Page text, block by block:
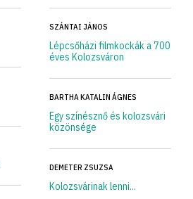
SZÁNTAI JÁNOS
Lépcsőházi filmkockák a 700
éves Kolozsváron
BARTHA KATALIN ÁGNES
Egy színésznő és kolozsvári
közönsége
DEMETER ZSUZSA
Kolozsvárinak lenni...